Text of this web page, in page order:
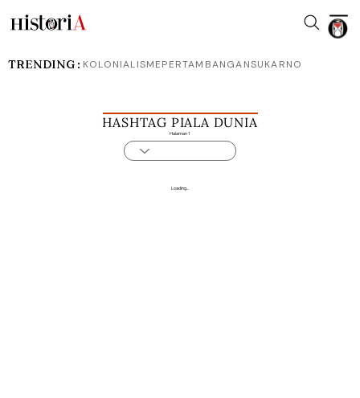
HASHTAG PIALA DUNIA
Halaman 1
Loading...
TRENDING : KOLONIALISMEPERTAMBANGANSUKARNO